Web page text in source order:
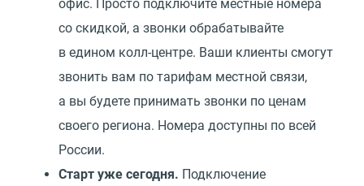
офис. Просто подключите местные номера
со скидкой, а звонки обрабатывайте
в едином колл-центре. Ваши клиенты смогут
звонить вам по тарифам местной связи,
а вы будете принимать звонки по ценам
своего региона. Номера доступны по всей
России.
Старт уже сегодня. Подключение